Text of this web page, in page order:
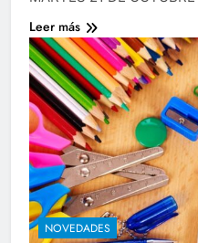
Leer más
NOVEDADES